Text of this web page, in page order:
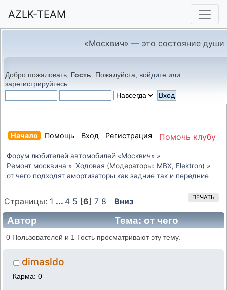
AZLK-TEAM
«Москвич» — это состояние души
Добро пожаловать, Гость . Пожалуйста, войдите или
зарегистрируйтесь
Помочь клубу
Начало Помощь Вход Регистрация
Форум любителей автомобилей «Москвич» »
Ремонт москвича » Ходовая (Модераторы: MBX, Elektron) »
от чего подходят амортизаторы как задние так и передние
ПЕЧАТЬ
Страницы: 1 ... 4 5 [6] 7 8 Вниз
Автор
Тема: от чего
подходят амортизаторы как задние так и
передние (Прочитано 139568 раз)
0 Пользователей и 1 Гость просматривают эту тему.
dimasldo
Карма: 0